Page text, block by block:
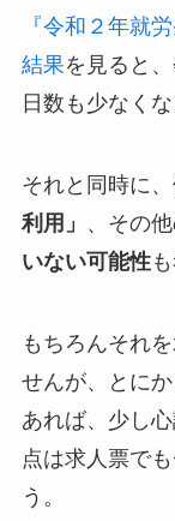
『令和２年就
結果を見ると
日数も少なく
それと同時に
利用」 、その
いない可能性
もちろんそれ
せんが、とにか
あれば、少し
点は求人票で
う。